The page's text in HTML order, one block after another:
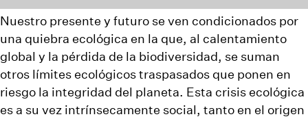
Nuestro presente y futuro se ven condicionados por
una quiebra ecológica en la que, al calentamiento
global y la pérdida de la biodiversidad, se suman
otros límites ecológicos traspasados que ponen en
riesgo la integridad del planeta. Esta crisis ecológica
es a su vez intrínsecamente social, tanto en el origen